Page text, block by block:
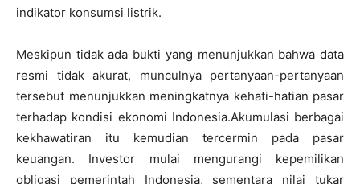
indikator konsumsi listrik.
Meskipun tidak ada bukti yang menunjukkan bahwa data
resmi tidak akurat, munculnya pertanyaan-pertanyaan
tersebut menunjukkan meningkatnya kehati-hatian pasar
terhadap kondisi ekonomi Indonesia.Akumulasi berbagai
kekhawatiran itu kemudian tercermin pada pasar
keuangan. Investor mulai mengurangi kepemilikan
obligasi pemerintah Indonesia, sementara nilai tukar